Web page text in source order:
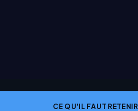
CE QU'IL FAUT RETENIR